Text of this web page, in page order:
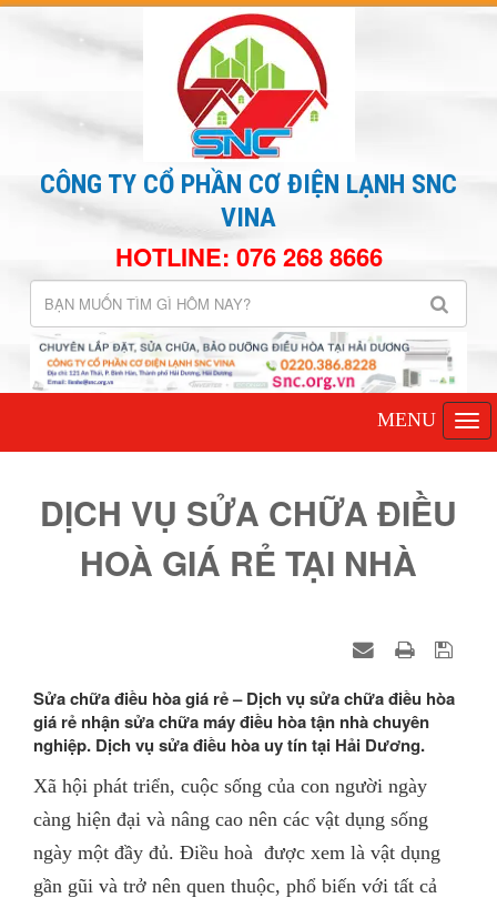
CÔNG TY CỔ PHẦN CƠ ĐIỆN LẠNH SNC
VINA
HOTLINE: 076 268 8666
DỊCH VỤ SỬA CHỮA ĐIỀU
HOÀ GIÁ RẺ TẠI NHÀ
Sửa chữa điều hòa giá rẻ – Dịch vụ sửa chữa điều hòa
giá rẻ nhận sửa chữa máy điều hòa tận nhà chuyên
nghiệp. Dịch vụ sửa điều hòa uy tín tại Hải Dương.
Xã hội phát triển, cuộc sống của con người ngày
càng hiện đại và nâng cao nên các vật dụng sống
ngày một đầy đủ. Điều hoà được xem là vật dụng
gần gũi và trở nên quen thuộc, phổ biến với tất cả